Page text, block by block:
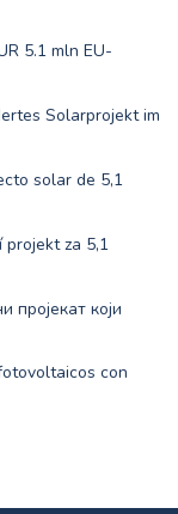
5.1 mln EU-
Solarprojekt im
solar de 5,1
za 5,1
који
con